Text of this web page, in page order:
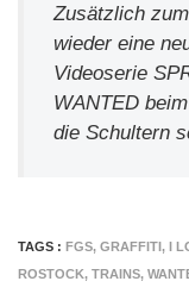
Zusätzlich
wieder eine
Videoserie
WANTED
die Schultern
TAGS : FGS, GRAFFITI, I
ROSTOCK, TRAINS,